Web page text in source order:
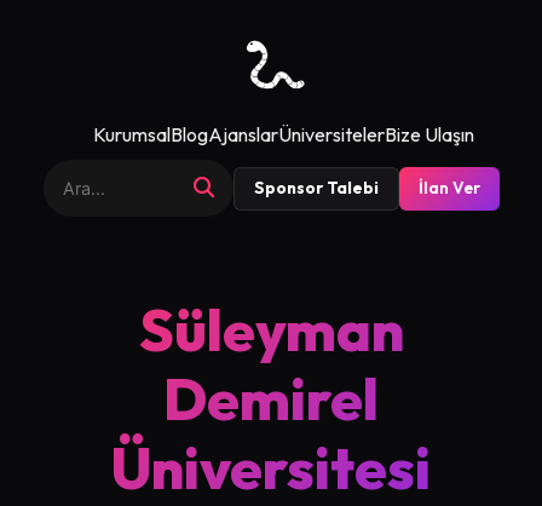
KurumsalBlogAjanslarÜniversitelerBize Ulaşın
Sponsor Talebi İlan Ver
Süleyman
Demirel
Üniversitesi